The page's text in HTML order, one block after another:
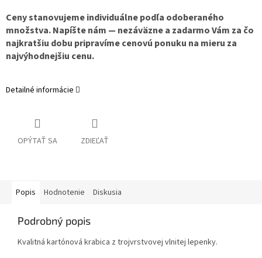
Ceny stanovujeme individuálne podľa odoberaného
množstva. Napíšte nám — nezáväzne a zadarmo Vám za čo
najkratšiu dobu pripravíme cenovú ponuku na mieru za
najvýhodnejšiu cenu.
Detailné informácie
OPÝTAŤ SA ZDIEĽAŤ
Popis Hodnotenie Diskusia
Podrobný popis
Kvalitná kartónová krabica z trojvrstvovej vlnitej lepenky.